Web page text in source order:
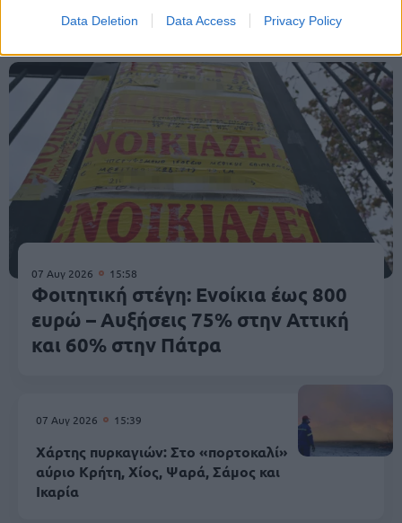
Data Deletion Data Access Privacy Policy
Κοινωνία
07 Αυγ 2026 15:58
Φοιτητική στέγη: Ενοίκια έως 800
ευρώ – Αυξήσεις 75% στην Αττική
και 60% στην Πάτρα
07 Αυγ 2026 15:39
Χάρτης πυρκαγιών: Στο «πορτοκαλί»
αύριο Κρήτη, Χίος, Ψαρά, Σάμος και
Ικαρία